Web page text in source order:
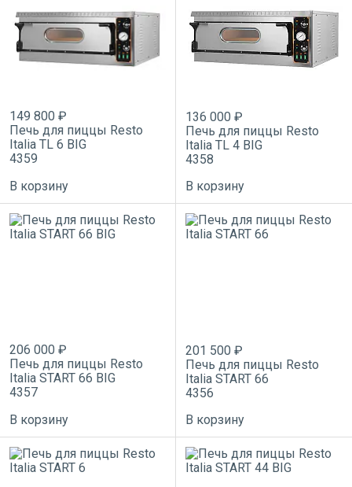
149 800 ₽
Печь для пиццы Resto
Italia TL 6 BIG
4359
В корзину
136 000 ₽
Печь для пиццы Resto
Italia TL 4 BIG
4358
В корзину
206 000 ₽
Печь для пиццы Resto
Italia START 66 BIG
4357
В корзину
201 500 ₽
Печь для пиццы Resto
Italia START 66
4356
В корзину